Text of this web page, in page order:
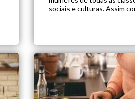
sociais e culturas. Assim
favorável prognóstico. No
entanto, a prevenção ainda
melhor caminho ao seu
[…]